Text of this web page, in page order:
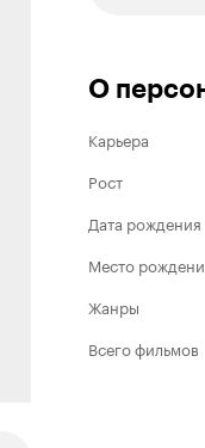
О
Карьера
Рост
Дата рождения
Место
Жанры
Всего фильмов